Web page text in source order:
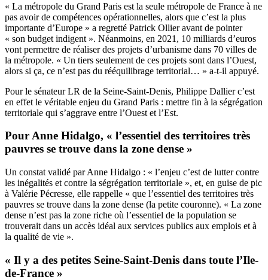
« La métropole du Grand Paris est la seule métropole de France à ne
pas avoir de compétences opérationnelles, alors que c’est la plus
importante d’Europe » a regretté Patrick Ollier avant de pointer
« son budget indigent ». Néanmoins, en 2021, 10 milliards d’euros
vont permettre de réaliser des projets d’urbanisme dans 70 villes de
la métropole. « Un tiers seulement de ces projets sont dans l’Ouest,
alors si ça, ce n’est pas du rééquilibrage territorial… » a-t-il appuyé.
Pour le sénateur LR de la Seine-Saint-Denis, Philippe Dallier c’est
en effet le véritable enjeu du Grand Paris : mettre fin à la ségrégation
territoriale qui s’aggrave entre l’Ouest et l’Est.
Pour Anne Hidalgo, « l’essentiel des territoires très
pauvres se trouve dans la zone dense »
Un constat validé par Anne Hidalgo : « l’enjeu c’est de lutter contre
les inégalités et contre la ségrégation territoriale », et, en guise de pic
à Valérie Pécresse, elle rappelle « que l’essentiel des territoires très
pauvres se trouve dans la zone dense (la petite couronne). « La zone
dense n’est pas la zone riche où l’essentiel de la population se
trouverait dans un accès idéal aux services publics aux emplois et à
la qualité de vie ».
« Il y a des petites Seine-Saint-Denis dans toute l’Ile-
de-France »